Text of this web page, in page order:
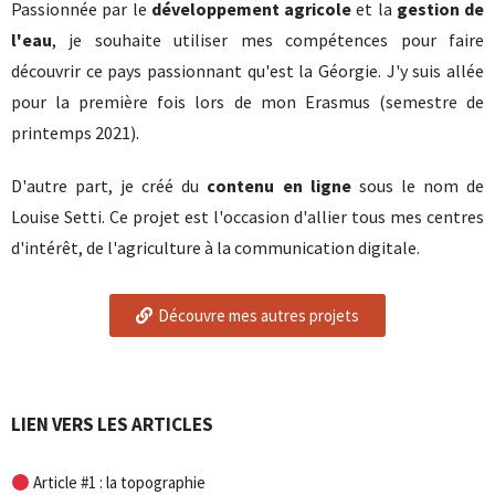
Passionnée par le développement agricole et la gestion de
l'eau, je souhaite utiliser mes compétences pour faire
découvrir ce pays passionnant qu'est la Géorgie. J'y suis allée
pour la première fois lors de mon Erasmus (semestre de
printemps 2021).
D'autre part, je créé du contenu en lignesous le nom de
Louise Setti. Ce projet est l'occasion d'allier tous mes centres
d'intérêt, de l'agriculture à la communication digitale.
Découvre mes autres projets
LIEN VERS LES ARTICLES
Article #1 : la topographie